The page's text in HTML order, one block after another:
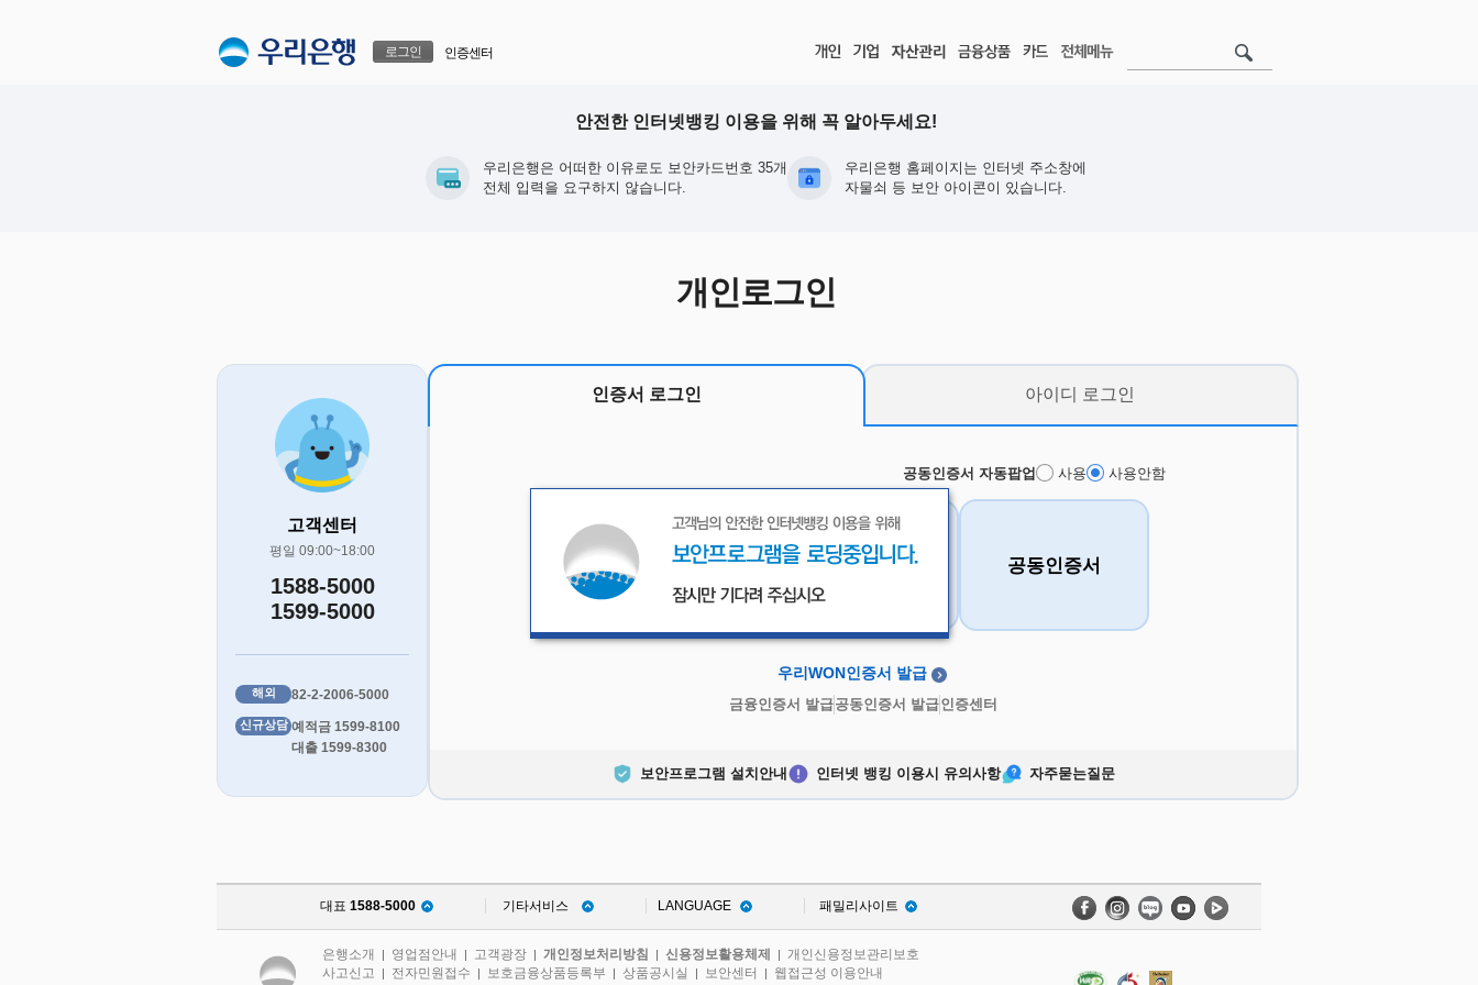
로그인 인증센터
안전한 인터넷뱅킹 이용을 위해 꼭 알아두세요!
우리은행은 어떠한 이유로도 보안카드번호 35개
전체 입력을 요구하지 않습니다.
우리은행 홈페이지는 인터넷 주소창에
자물쇠 등 보안 아이콘이 있습니다.
개인로그인
고객센터
평일 09:00~18:00
1588-5000
1599-5000
해외 82-2-2006-5000
신규상담 예적금 1599-8100
대출 1599-8300
인증서 로그인
공동인증서 자동팝업 사용 사용안함
우리WON인증서 금융인증서 공동인증서
우리WON인증서 발급
금융인증서 발급공동인증서 발급인증센터
아이디 로그인
보안프로그램 설치안내 인터넷 뱅킹 이용시 유의사항 자주묻는질문
대표 1588-5000 기타서비스 LANGUAGE 패밀리사이트
은행소개 | 영업점안내 | 고객광장 | 개인정보처리방침 | 신용정보활용체제 | 개인신용정보관리보호
사고신고 | 전자민원접수 | 보호금융상품등록부 | 상품공시실 | 보안센터 | 웹접근성 이용안내